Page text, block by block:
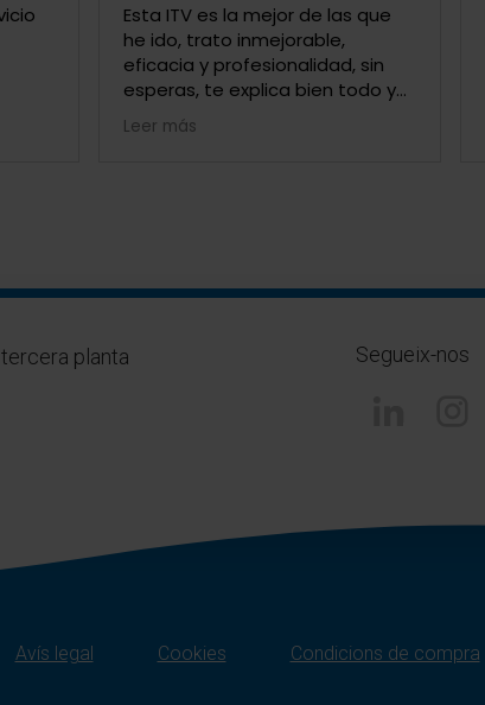
Esta ITV es la mejor de las que
he ido, trato inmejorable,
eficacia y profesionalidad, sin
esperas, te explica bien todo y
mas económica. Un 10!!
Leer más
planta
Segueix-nos
Avís legal Cookies Condicions de compra